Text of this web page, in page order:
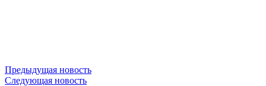
Предыдущая новость
Следующая новость